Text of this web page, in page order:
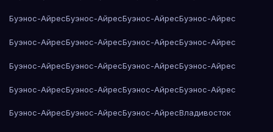
Буэнос-АйресБуэнос-АйресБуэнос-АйресБуэнос-Айрес
Буэнос-АйресБуэнос-АйресБуэнос-АйресБуэнос-Айрес
Буэнос-АйресБуэнос-АйресБуэнос-АйресБуэнос-Айрес
Буэнос-АйресБуэнос-АйресБуэнос-АйресБуэнос-Айрес
Буэнос-АйресБуэнос-АйресБуэнос-АйресВладивосток